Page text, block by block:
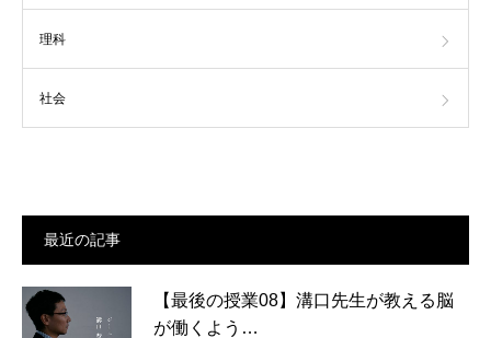
理科
社会
最近の記事
【最後の授業08】溝口先生が教える脳
が働くよう…